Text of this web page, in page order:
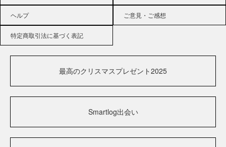
ヘルプ ご意見・ご感想
特定商取引法に基づく表記
最高のクリスマスプレゼント2025
Smartlog出会い